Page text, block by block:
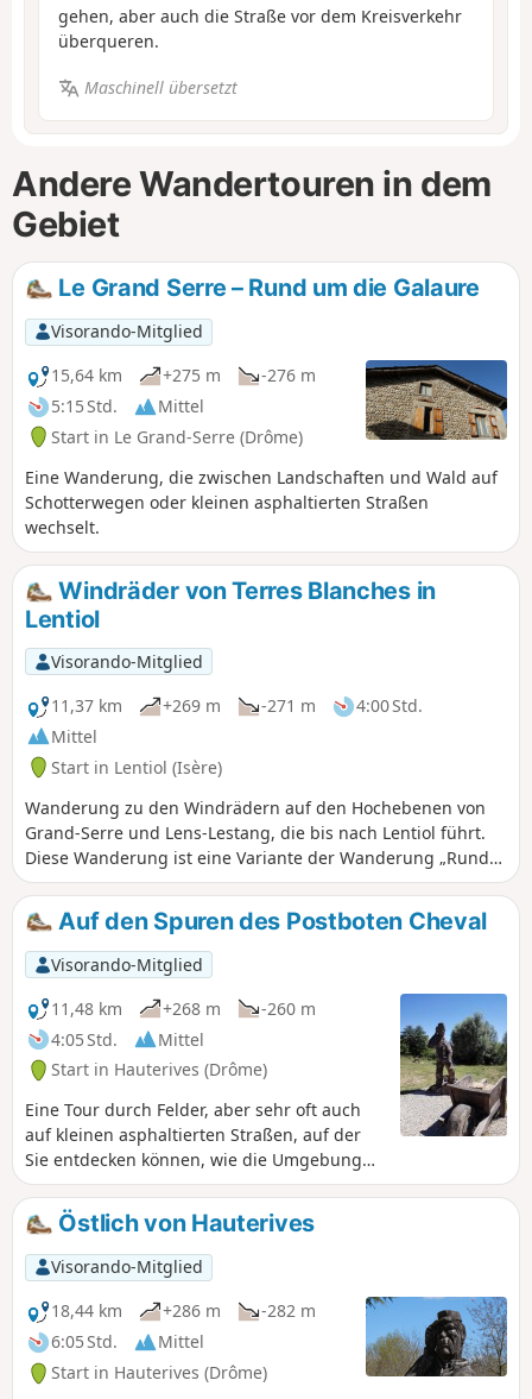
gehen, aber auch die Straße vor dem Kreisverkehr
überqueren.
Maschinell übersetzt
Andere Wandertouren in dem
Gebiet
Le Grand Serre – Rund um die Galaure
Visorando-Mitglied
15,64 km
+275 m
-276 m
5:15 Std.
Mittel
Start in Le Grand-Serre (Drôme)
Eine Wanderung, die zwischen Landschaften und Wald auf
Schotterwegen oder kleinen asphaltierten Straßen
wechselt.
Windräder von Terres Blanches in
Lentiol
Visorando-Mitglied
11,37 km
+269 m -271 m
4:00 Std.
Mittel
Start in Lentiol (Isère)
Wanderung zu den Windrädern auf den Hochebenen von
Grand-Serre und Lens-Lestang, die bis nach Lentiol führt.
Diese Wanderung ist eine Variante der Wanderung „Rund
um das Regrimay-Tal in Lentiol“. Sie ist etwas länger und
führt am Rande des Dorfes Marcollin entlang.
Auf den Spuren des Postboten Cheval
Visorando-Mitglied
11,48 km
+268 m
-260 m
4:05 Std.
Mittel
Start in Hauterives (Drôme)
Eine Tour durch Felder, aber sehr oft auch
auf kleinen asphaltierten Straßen, auf der
Sie entdecken können, wie die Umgebung
von Facteur Cheval ausgesehen haben
könnte. Vielleicht waren sogar einige
Abschnitte der Strecke Teil seiner Tour!
Östlich von Hauterives
Visorando-Mitglied
18,44 km
+286 m
-282 m
6:05 Std.
Mittel
Start in Hauterives (Drôme)